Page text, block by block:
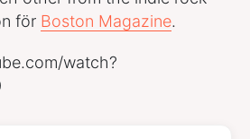
för Boston Magazine.
watch?